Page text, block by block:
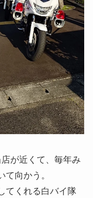
が近くて、毎年み
向かう。
てくれる白バイ隊